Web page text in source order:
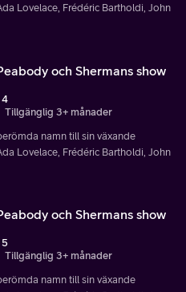
Lovelace, Frédéric Bartholdi, John
och Shermans show
4
Tillgänglig 3+ månader
namn till sin växande
Lovelace, Frédéric Bartholdi, John
och Shermans show
5
Tillgänglig 3+ månader
namn till sin växande